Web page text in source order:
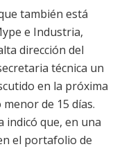
también está
e Industria,
dirección del
técnica un
en la próxima
de 15 días.
indicó que, en una
el portafolio de